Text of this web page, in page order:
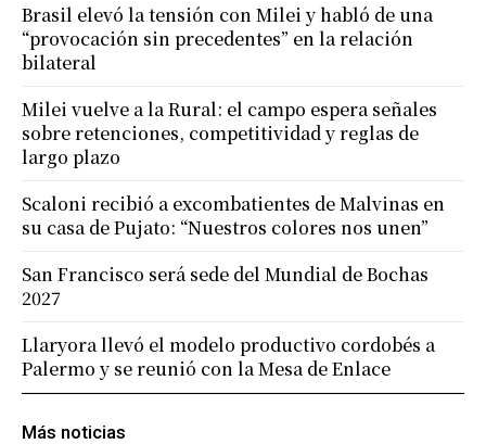
Más noticias
Brasil elevó la tensión con Milei y habló de una
“provocación sin precedentes” en la relación
bilateral
Milei vuelve a la Rural: el campo espera señales
sobre retenciones, competitividad y reglas de
largo plazo
Scaloni recibió a excombatientes de Malvinas en
su casa de Pujato: “Nuestros colores nos unen”
San Francisco será sede del Mundial de Bochas
2027
Llaryora llevó el modelo productivo cordobés a
Palermo y se reunió con la Mesa de Enlace